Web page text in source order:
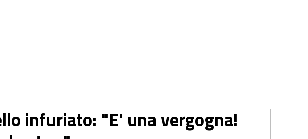
infuriato: "E' una vergogna!